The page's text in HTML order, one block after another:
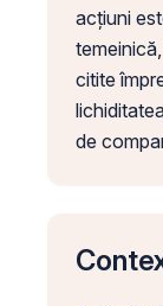
acțiuni
citite
de